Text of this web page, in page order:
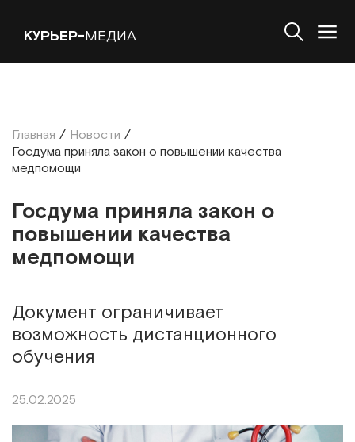
КУРЬЕР-МЕДИА
Главная / Новости /
Госдума приняла закон о повышении качества
медпомощи
Госдума приняла закон о
повышении качества
медпомощи
Документ ограничивает
возможность дистанционного
обучения
25.02.2025